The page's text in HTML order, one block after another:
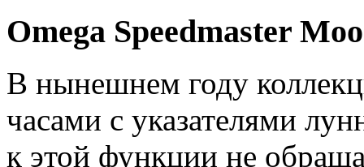
Omega Speedmaster
В нынешнем году
часами с указателями
к этой функции не